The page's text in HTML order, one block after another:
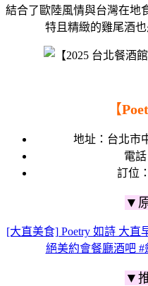
結合了歐陸風情與台灣在地
特且精緻的雞尾酒
【
地址：台北市
電話
訂位：
▼
[大直美食] Poetry 如詩 大直
絕美約會餐廳酒吧 #
▼